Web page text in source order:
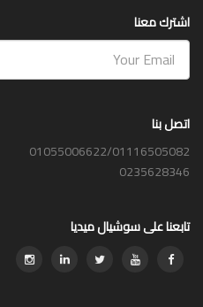
اشترك معنا
اتصل بنا
01055006622/01116505082
0235628346
تابعنا على سوشيال ميديا